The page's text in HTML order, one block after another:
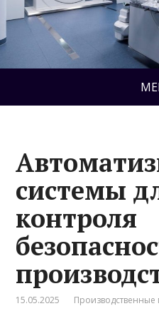
системы
контроля
15.05.2025 Производственные